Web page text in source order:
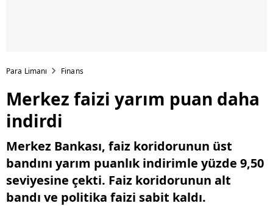
Para Limanı Finans
Merkez faizi yarım puan daha
indirdi
Merkez Bankası, faiz koridorunun üst
bandını yarım puanlık indirimle yüzde 9,50
seviyesine çekti. Faiz koridorunun alt
bandı ve politika faizi sabit kaldı.